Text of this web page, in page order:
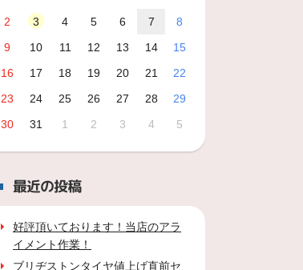
2
3 4 5 6 7
8
9
10 11 12 13 14
15
16
17 18 19 20 21
22
23
24 25 26 27 28
29
30
31 1 2 3 4 5
最近の投稿
好評頂いております！当店のアラ
イメント作業！
ブリヂストンタイヤ値上げ直前セ